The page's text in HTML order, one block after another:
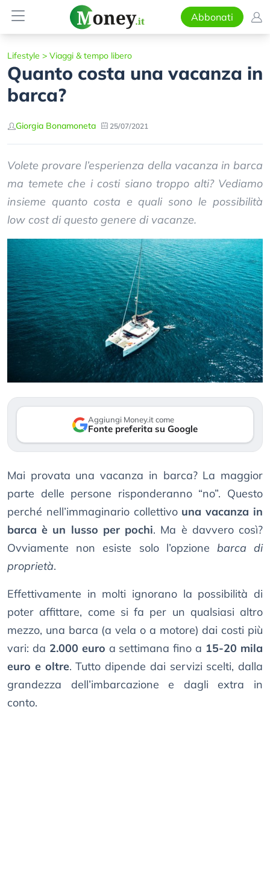
Abbonati
Lifestyle > Viaggi & tempo libero
Quanto costa una vacanza in
barca?
Giorgia Bonamoneta 25/07/2021
Volete provare l’esperienza della vacanza in barca
ma temete che i costi siano troppo alti? Vediamo
insieme quanto costa e quali sono le possibilità
low cost di questo genere di vacanze.
Aggiungi Money.it come
Fonte preferita su Google
Mai provata una vacanza in barca? La maggior
parte delle persone risponderanno “no”. Questo
perché nell’immaginario collettivouna vacanza in
barca è un lusso per pochi. Ma è davvero così?
Ovviamente non esiste solo l’opzione barca di
proprietà.
Effettivamente in molti ignorano la possibilità di
poter affittare, come si fa per un qualsiasi altro
mezzo, una barca (a vela o a motore) dai costi più
vari: da 2.000 euro a settimana fino a 15-20 mila
euro e oltre. Tutto dipende dai servizi scelti, dalla
grandezza dell’imbarcazione e dagli extra in
conto.